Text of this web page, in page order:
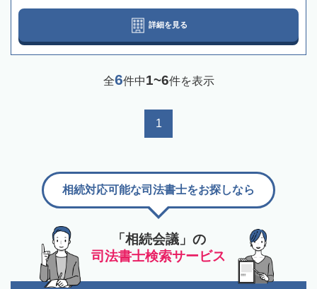
詳細を見る
全6件中1~6件を表示
1
「相続会議」の
司法書士検索サービス
相続対応可能な司法書士をお探しなら